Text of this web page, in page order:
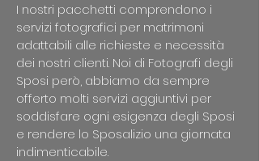
I nostri pacchetti comprendono i
servizi fotografici per matrimoni
adattabili alle richieste e necessità
dei nostri clienti. Noi di Fotografi degli
Sposi però, abbiamo da sempre
offerto molti servizi aggiuntivi per
soddisfare ogni esigenza degli Sposi
e rendere lo Sposalizio una giornata
indimenticabile.